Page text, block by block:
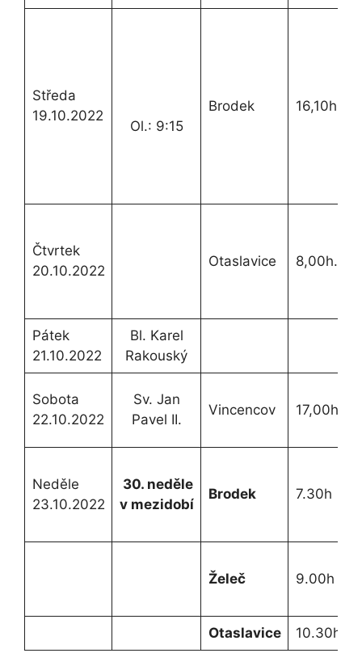
Středa
19.10.2022
Ol.: 9:15
Brodek 16,10h.
Čtvrtek
20.10.2022
Otaslavice 8,00h.
Pátek
21.10.2022
Bl. Karel
Rakouský
Sobota
22.10.2022
Sv. Jan
Pavel II.
Vincencov 17,00h.
Neděle
23.10.2022
30. neděle
v mezidobí
Brodek 7.30h
Želeč 9.00h
Otaslavice 10.30h